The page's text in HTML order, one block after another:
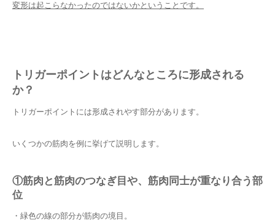
変形は起こらなかったのではないかということです。
トリガーポイントはどんなところに形成される
か？
トリガーポイントには形成されやす部分があります。
いくつかの筋肉を例に挙げて説明します。
①筋肉と筋肉のつなぎ目や、筋肉同士が重なり合う部
位
・緑色の線の部分が筋肉の境目。